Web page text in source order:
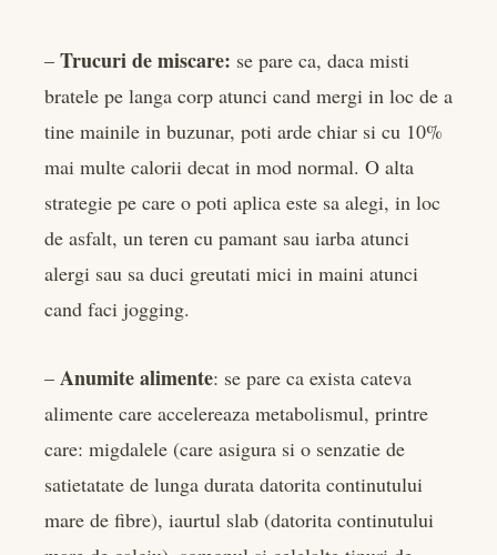
– Trucuri de miscare: se pare ca, daca misti
bratele pe langa corp atunci cand mergi in loc de a
tine mainile in buzunar, poti arde chiar si cu 10%
mai multe calorii decat in mod normal. O alta
strategie pe care o poti aplica este sa alegi, in loc
de asfalt, un teren cu pamant sau iarba atunci
alergi sau sa duci greutati mici in maini atunci
cand faci jogging.
– Anumite alimente: se pare ca exista cateva
alimente care accelereaza metabolismul, printre
care: migdalele (care asigura si o senzatie de
satietatate de lunga durata datorita continutului
mare de fibre), iaurtul slab (datorita continutului